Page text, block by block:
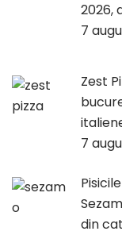
2026,
7
Zest
7
din